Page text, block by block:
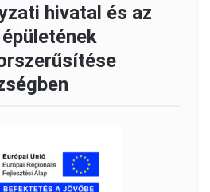
hivatal és az